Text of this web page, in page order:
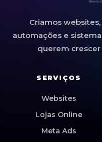
Criamos
automações e
querem
SERVIÇOS
Websites
Lojas Online
Meta Ads